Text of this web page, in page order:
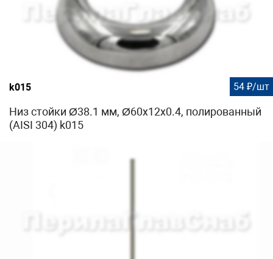
k015 54 ₽/шт
Низ стойки Ø38.1 мм, Ø60х12х0.4, полированный
(AISI 304) k015